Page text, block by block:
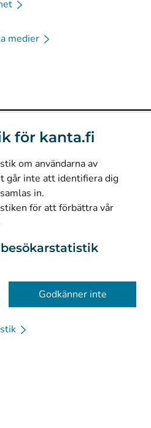
för kanta.fi
om användarna av
går inte att identifiera dig
in.
för att förbättra vår
Godkänner inte
medier
)
välilehteen)